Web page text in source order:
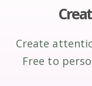
Create
Free to